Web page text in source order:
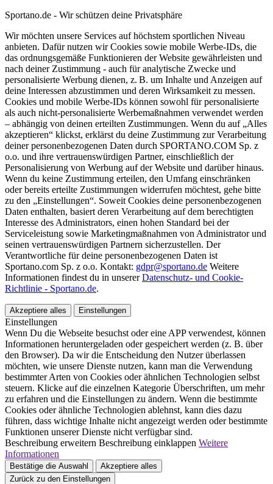
Sportano.de - Wir schützen deine Privatsphäre
Wir möchten unsere Services auf höchstem sportlichen Niveau
anbieten. Dafür nutzen wir Cookies sowie mobile Werbe-IDs, die
das ordnungsgemäße Funktionieren der Website gewährleisten und
nach deiner Zustimmung - auch für analytische Zwecke und
personalisierte Werbung dienen, z. B. um Inhalte und Anzeigen auf
deine Interessen abzustimmen und deren Wirksamkeit zu messen.
Cookies und mobile Werbe-IDs können sowohl für personalisierte
als auch nicht-personalisierte Werbemaßnahmen verwendet werden
– abhängig von deinen erteilten Zustimmungen. Wenn du auf „Alles
akzeptieren“ klickst, erklärst du deine Zustimmung zur Verarbeitung
deiner personenbezogenen Daten durch SPORTANO.COM Sp. z
o.o. und ihre vertrauenswürdigen Partner, einschließlich der
Personalisierung von Werbung auf der Website und darüber hinaus.
Wenn du keine Zustimmung erteilen, den Umfang einschränken
oder bereits erteilte Zustimmungen widerrufen möchtest, gehe bitte
zu den „Einstellungen“. Soweit Cookies deine personenbezogenen
Daten enthalten, basiert deren Verarbeitung auf dem berechtigten
Interesse des Administrators, einen hohen Standard bei der
Serviceleistung sowie Marketingmaßnahmen von Administrator und
seinen vertrauenswürdigen Partnern sicherzustellen. Der
Verantwortliche für deine personenbezogenen Daten ist
Sportano.com Sp. z o.o. Kontakt: gdpr@sportano.de Weitere
Informationen findest du in unsererDatenschutz- und Cookie-
Richtlinie - Sportano.de.
Akzeptiere alles Einstellungen
Einstellungen
Wenn Du die Webseite besuchst oder eine APP verwendest, können
Informationen heruntergeladen oder gespeichert werden (z. B. über
den Browser). Da wir die Entscheidung den Nutzer überlassen
möchten, wie unsere Dienste nutzen, kann man die Verwendung
bestimmter Arten von Cookies oder ähnlichen Technologien selbst
steuern. Klicke auf die einzelnen Kategorie Überschriften, um mehr
zu erfahren und die Einstellungen zu ändern. Wenn die bestimmte
Cookies oder ähnliche Technologien ablehnst, kann dies dazu
führen, dass wichtige Inhalte nicht angezeigt werden oder bestimmte
Funktionen unserer Dienste nicht verfügbar sind.
Beschreibung erweitern Beschreibung einklappen Weitere
Informationen
Bestätige die Auswahl
Akzeptiere alles
Zurück zu den Einstellungen